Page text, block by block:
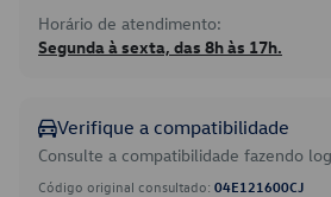
Horário de atendimento:
Segunda à sexta, das 8h às 17h.
Verifique a compatibilidade
Consulte a compatibilidade fazendo
Código original consultado: 04E121600CJ